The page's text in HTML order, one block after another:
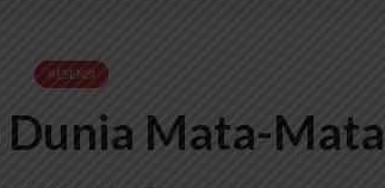
RESENSI
Mata-Mata